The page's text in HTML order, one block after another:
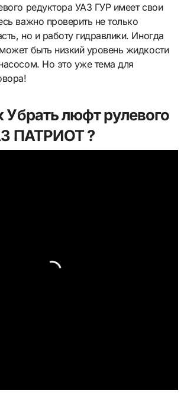
редуктора УАЗ ГУР имеет свои
важно проверить не только
но и работу гидравлики. Иногда
быть низкий уровень жидкости
Но это уже тема для
Убрать люфт рулевого
ПАТРИОТ ?